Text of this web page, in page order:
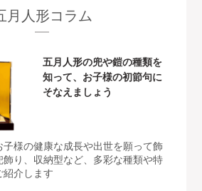
月人形コラム
五月人形の兜や鎧の種類を
知って、お子様の初節句に
そなえましょう
様の健康な成長や出世を願って飾
り、収納型など、多彩な種類や特
介します